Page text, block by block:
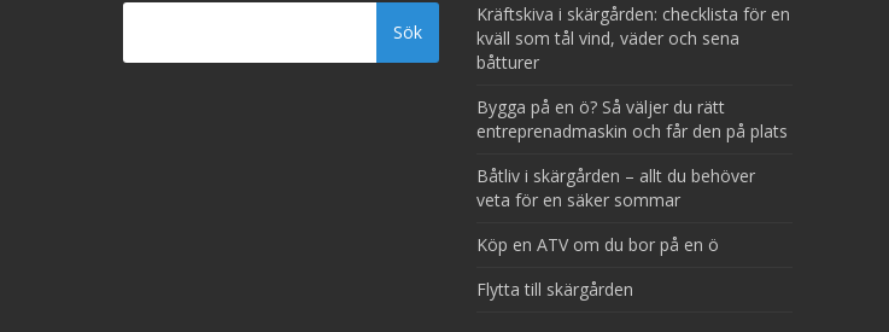
Kräftskiva i skärgården: checklista för en
kväll som tål vind, väder och sena
båtturer
Bygga på en ö? Så väljer du rätt
entreprenadmaskin och får den på plats
Båtliv i skärgården – allt du behöver
veta för en säker sommar
Köp en ATV om du bor på en ö
Flytta till skärgården